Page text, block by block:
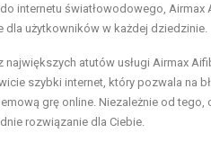
internetu światłowodowego,
dla użytkowników w każdej dziedzinie.
największych atutów usługi Airmax
szybki internet, który pozwala na
grę online. Niezależnie od
rozwiązanie dla Ciebie.